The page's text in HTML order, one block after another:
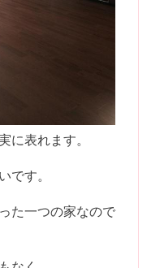
に表れます。
です。
た一つの家なので